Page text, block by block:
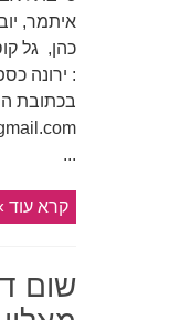
איתמר,
כהן, גל
: ירונה
בכתובת
...
קרא עוד
שום